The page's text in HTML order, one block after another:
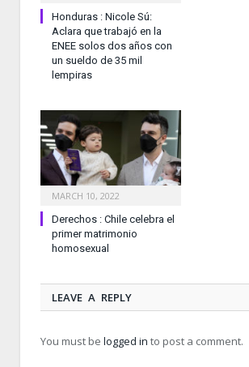
Honduras : Nicole Sú:
Aclara que trabajó en la
ENEE solos dos años con
un sueldo de 35 mil
lempiras
MARCH 10, 2022
Derechos : Chile celebra el
primer matrimonio
homosexual
LEAVE A REPLY
You must be logged in to post a comment.